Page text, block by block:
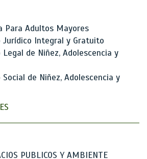
Para Adultos Mayores
Jurídico Integral y Gratuito
de Niñez, Adolescencia y
de Niñez, Adolescencia y
PUBLICOS Y AMBIENTE